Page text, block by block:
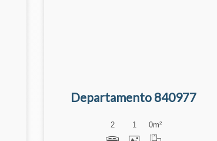
Departamento 840977
2 1 0m²